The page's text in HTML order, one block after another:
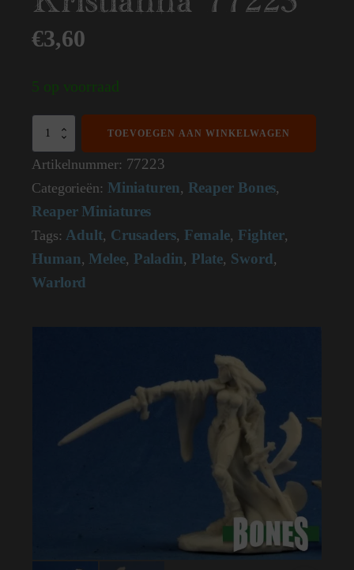
€3,60
5 op voorraad
Kristianna
aantal
TOEVOEGEN AAN WINKELWAGEN
Artikelnummer: 77223
Categorieën: Miniaturen, Reaper Bones,
Reaper Miniatures
Tags:Adult, Crusaders, Female, Fighter,
Human, Melee, Paladin, Plate, Sword,
Warlord